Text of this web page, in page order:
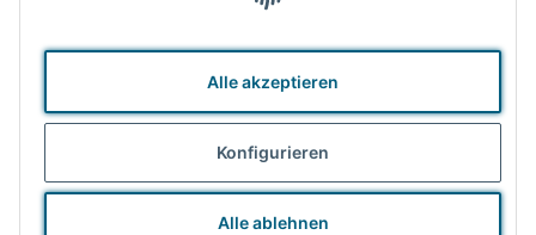
Alle akzeptieren
Konfigurieren
Alle ablehnen
shop@tante-olga.de
über uns
Deine Vorteile